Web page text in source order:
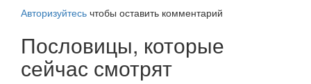
Авторизуйтесь чтобы оставить комментарий
Пословицы, которые
сейчас смотрят